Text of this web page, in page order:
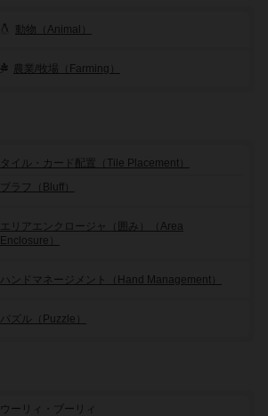
動物（Animal）
農業/牧場（Farming）
タイル・カード配置（Tile Placement）
ブラフ（Bluff）
エリアエンクロージャ（囲み）（Area
Enclosure）
ハンドマネージメント（Hand Management）
パズル（Puzzle）
ウーリィ・ブーリィ